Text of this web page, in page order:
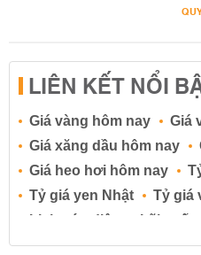
LIÊN KẾT NỔI
Giá vàng hôm nay
Giá
Giá xăng dầu hôm nay
Giá heo hơi hôm nay
Tỷ giá yen Nhật
Tỷ giá
Lịch cúp điện
Lãi suất
Lãi suất tiết kiệm
Lãi